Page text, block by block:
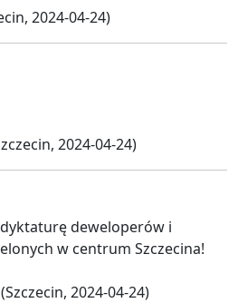
2024-04-24)
2024-04-24)
deweloperów i
w centrum Szczecina!
(Szczecin, 2024-04-24)